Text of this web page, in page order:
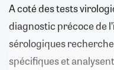
A coté des tests
diagnostic précoce de
sérologiques
spécifiques et